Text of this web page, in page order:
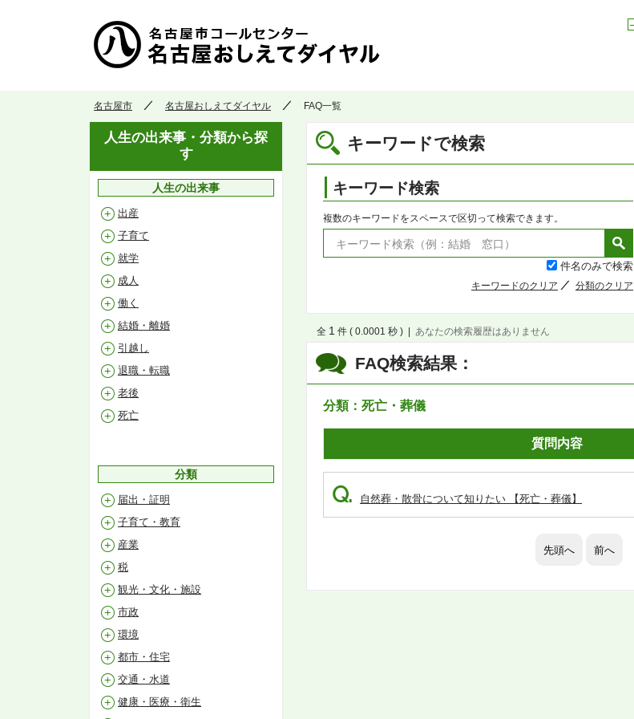
名古屋市 名古屋おしえてダイヤル FAQ一覧
キーワードで検索
キーワード検索
複数のキーワードをスペースで区切って検索できます。
件名のみで検索
キーワードのクリア 分類のクリア
FAQ検索結果：
分類：死亡・葬儀
全 1 件 ( 0.0001 秒 ) あなたの検索履歴はありません
質問内容
Q. 自然葬・散骨について知りたい 【死亡・葬儀】
先頭へ 前へ
人生の出来事・分類から探
す
人生の出来事
出産
子育て
就学
成人
働く
結婚・離婚
引越し
退職・転職
老後
死亡
分類
届出・証明
子育て・教育
産業
税
観光・文化・施設
市政
環境
都市・住宅
交通・水道
健康・医療・衛生